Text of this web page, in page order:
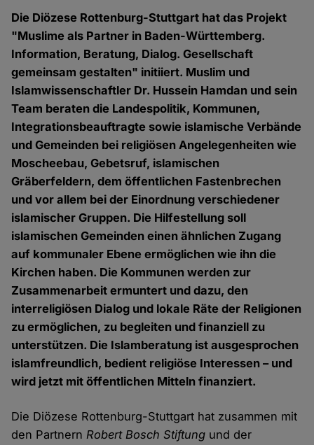
Die Diözese Rottenburg-Stuttgart hat das Projekt
"Muslime als Partner in Baden-Württemberg.
Information, Beratung, Dialog. Gesellschaft
gemeinsam gestalten" initiiert. Muslim und
Islamwissenschaftler Dr. Hussein Hamdan und sein
Team beraten die Landespolitik, Kommunen,
Integrationsbeauftragte sowie islamische Verbände
und Gemeinden bei religiösen Angelegenheiten wie
Moscheebau, Gebetsruf, islamischen
Gräberfeldern, dem öffentlichen Fastenbrechen
und vor allem bei der Einordnung verschiedener
islamischer Gruppen. Die Hilfestellung soll
islamischen Gemeinden einen ähnlichen Zugang
auf kommunaler Ebene ermöglichen wie ihn die
Kirchen haben. Die Kommunen werden zur
Zusammenarbeit ermuntert und dazu, den
interreligiösen Dialog und lokale Räte der Religionen
zu ermöglichen, zu begleiten und finanziell zu
unterstützen. Die Islamberatung ist ausgesprochen
islamfreundlich, bedient religiöse Interessen – und
wird jetzt mit öffentlichen Mitteln finanziert.
Die Diözese Rottenburg-Stuttgart hat zusammen mit
den PartnernRobert Bosch Stiftung und der